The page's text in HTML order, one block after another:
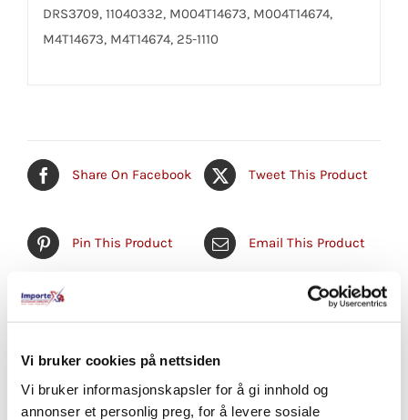
Vi bruker cookies på nettsiden
Vi bruker informasjonskapsler for å gi innhold og
annonser et personlig preg, for å levere sosiale
DRS3709, 11040332, M004T14673, M004T14674,
M4T14673, M4T14674, 25-1110
Share On Facebook Tweet This Product
Pin This Product Email This Product